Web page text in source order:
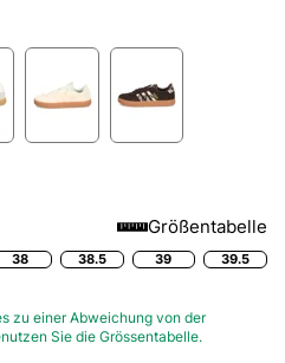
Größentabelle
38 38.5 39
39.5
zu einer Abweichung von der
Sie die Grössentabelle.